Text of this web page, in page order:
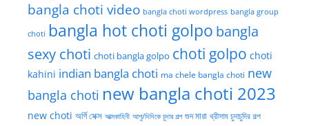
bangla choti video bangla choti wordpress bangla group
choti bangla hot choti golpo bangla
sexy choti choti bangla golpo choti golpo choti
kahini indian bangla choti ma chele bangla choti new
bangla choti new bangla choti 2023
new choti অর্গি সেক্স আত্মকাহিনী আপু/দিদিকে চুদার গল্প গুদ মারা থ্রীসাম চুদাচুদির গল্প